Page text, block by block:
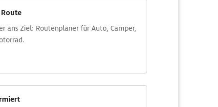
ans Ziel: Routen­planer für Auto, Camper,